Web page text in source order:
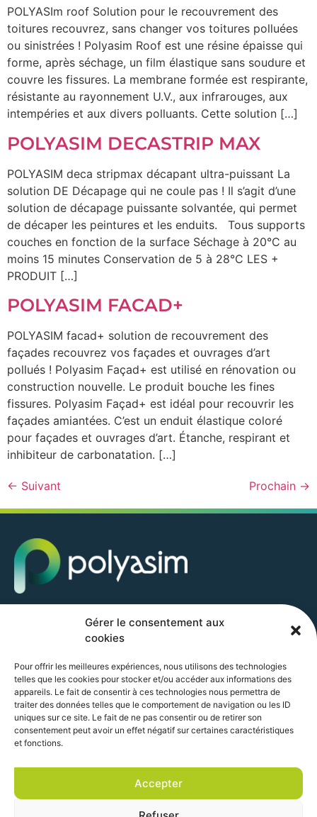
Gérer le consentement aux
cookies
Pour offrir les meilleures expériences, nous utilisons des technologies
telles que les cookies pour stocker et/ou accéder aux informations des
appareils. Le fait de consentir à ces technologies nous permettra de
traiter des données telles que le comportement de navigation ou les ID
uniques sur ce site. Le fait de ne pas consentir ou de retirer son
consentement peut avoir un effet négatif sur certaines caractéristiques
et fonctions.
Accepter
POLYASIm roof Solution pour le recouvrement des
toitures recouvrez, sans changer vos toitures polluées
ou sinistrées ! Polyasim Roof est une résine épaisse qui
forme, après séchage, un film élastique sans soudure et
couvre les fissures. La membrane formée est respirante,
résistante au rayonnement U.V., aux infrarouges, aux
intempéries et aux divers polluants. Cette solution […]
POLYASIM DECASTRIP MAX
POLYASIM deca stripmax décapant ultra-puissant La
solution DE Décapage qui ne coule pas ! Il s’agit d’une
solution de décapage puissante solvantée, qui permet
de décaper les peintures et les enduits. Tous supports
couches en fonction de la surface Séchage à 20°C au
moins 15 minutes Conservation de 5 à 28°C LES +
PRODUIT […]
POLYASIM FACAD+
POLYASIM facad+ solution de recouvrement des
façades recouvrez vos façades et ouvrages d’art
pollués ! Polyasim Façad+ est utilisé en rénovation ou
construction nouvelle. Le produit bouche les fines
fissures. Polyasim Façad+ est idéal pour recouvrir les
façades amiantées. C’est un enduit élastique coloré
pour façades et ouvrages d’art. Étanche, respirant et
inhibiteur de carbonatation. […]
← Suivant Prochain →
10 AVENUE ZAC DE CHASSAGNE
69360 TERNAY
accueil@polyasim.com